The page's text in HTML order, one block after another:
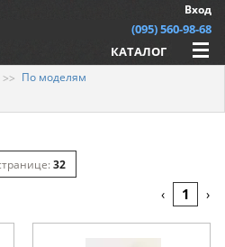
Вход
(095) 560-98-68
КАТАЛОГ
По моделям
32
‹ 1 ›